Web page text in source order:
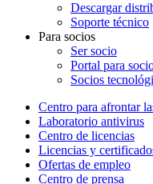
Descargar
Soporte técnico
Para socios
Ser socio
Portal para
Socios
Centro para afrontar
Laboratorio antivirus
Centro de licencias
Licencias y
Ofertas de empleo
Centro de prensa